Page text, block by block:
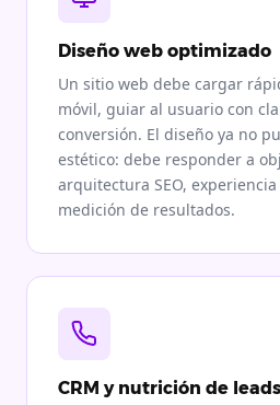
Diseño web optimizado
Un sitio web debe cargar
móvil, guiar al usuario con
conversión. El diseño ya no
estético: debe responder a
arquitectura SEO,
medición de resultados.
CRM y nutrición de leads